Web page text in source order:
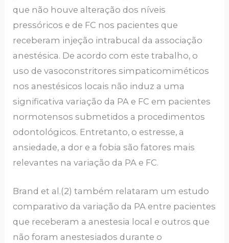
que não houve alteração dos níveis
pressóricos e de FC nos pacientes que
receberam injeção intrabucal da associação
anestésica. De acordo com este trabalho, o
uso de vasoconstritores simpaticomiméticos
nos anestésicos locais não induz a uma
significativa variação da PA e FC em pacientes
normotensos submetidos a procedimentos
odontológicos. Entretanto, o estresse, a
ansiedade, a dor e a fobia são fatores mais
relevantes na variação da PA e FC.
Brand et al.(2) também relataram um estudo
comparativo da variação da PA entre pacientes
que receberam a anestesia local e outros que
não foram anestesiados durante o